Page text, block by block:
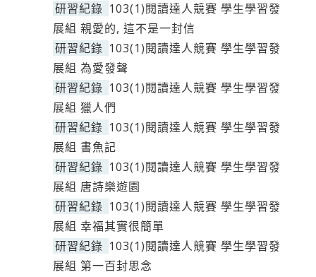
研習紀錄 103(1)閱讀達人競賽 學生學習發
展組 親愛的, 這不是一封信
研習紀錄 103(1)閱讀達人競賽 學生學習發
展組 為愛發聲
研習紀錄 103(1)閱讀達人競賽 學生學習發
展組 獵人們
研習紀錄 103(1)閱讀達人競賽 學生學習發
展組 書魚記
研習紀錄 103(1)閱讀達人競賽 學生學習發
展組 唐詩樂遊園
研習紀錄 103(1)閱讀達人競賽 學生學習發
展組 幸福其實很簡單
研習紀錄 103(1)閱讀達人競賽 學生學習發
展組 第一百封思念